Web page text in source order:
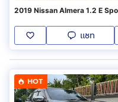
2019 Nissan Almera 1.2 E
แชท
HOT